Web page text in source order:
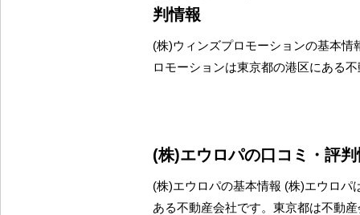
判情報
(株)ウィンズプロモーションの基本情
ロモーションは東京都の港区にある
(株)エウロパの口コミ・評
(株)エウロパの基本情報 (株)エウロパ
ある不動産会社です。東京都は不動